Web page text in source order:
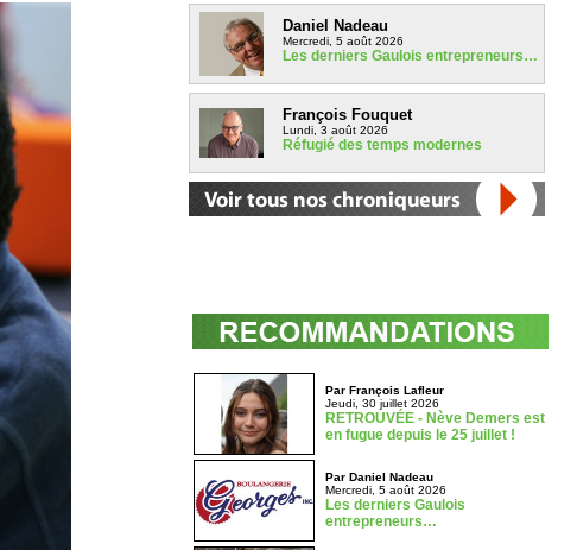
Daniel Nadeau
Mercredi, 5 août 2026
Les derniers Gaulois entrepreneurs…
François Fouquet
Lundi, 3 août 2026
Réfugié des temps modernes
Par François Lafleur
Jeudi, 30 juillet 2026
RETROUVÉE - Nève Demers est
en fugue depuis le 25 juillet !
Par Daniel Nadeau
Mercredi, 5 août 2026
Les derniers Gaulois
entrepreneurs…